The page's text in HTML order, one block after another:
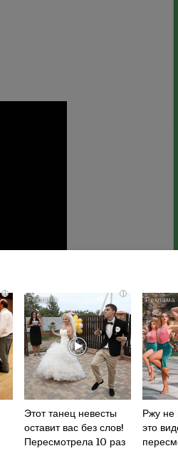
i i
Этот танец невесты
оставит вас без слов!
Пересмотрела 10 раз
Ржу не
это